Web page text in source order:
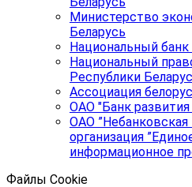
Министерство
Беларусь
Национальный
Национальный
Республики
Ассоциация
ОАО "Банк
ОАО
организация
информационное
Файлы Cookie